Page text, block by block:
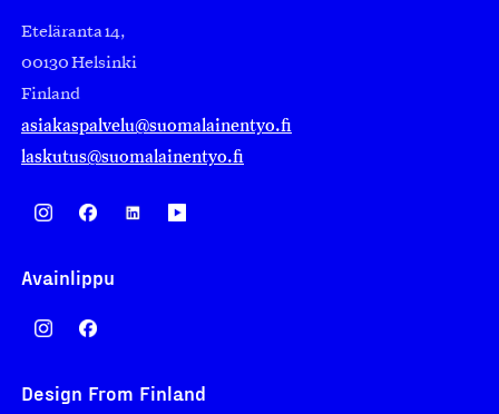
Eteläranta 14,
00130 Helsinki
Finland
asiakaspalvelu@suomalainentyo.fi
laskutus@suomalainentyo.fi
Avainlippu
Design From Finland